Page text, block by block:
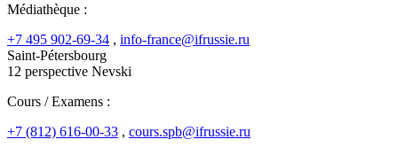
Médiathèque :
+7 495 902-69-34 , info-france@ifrussie.ru
Saint-Pétersbourg
12 perspective Nevski
Cours / Examens :
+7 (812) 616-00-33 , cours.spb@ifrussie.ru